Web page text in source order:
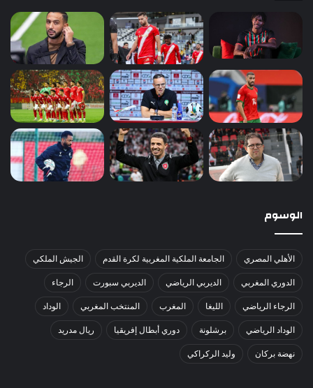
الوسوم
الأهلي المصري الجامعة الملكية المغربية لكرة القدم الجيش الملكي
الدوري المغربي الديربي الرياضي الديربي سبورت الرجاء
الرجاء الرياضي الليغا المغرب المنتخب المغربي الوداد
الوداد الرياضي برشلونة دوري أبطال إفريقيا ريال مدريد
نهضة بركان وليد الركراكي